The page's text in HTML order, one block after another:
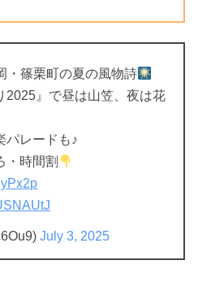
・篠栗町の夏の風物詩
2025』で昼は山笠、夜は花
パレードも♪
・時間割
July 3, 2025